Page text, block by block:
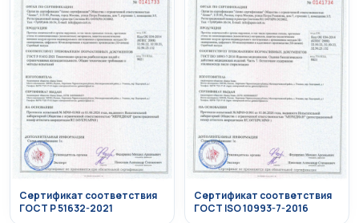
Сертификат соответствия
ГОСТ Р 51632-2021
Сертификат соответствия
ГОСТ ISO 10993-7-2016